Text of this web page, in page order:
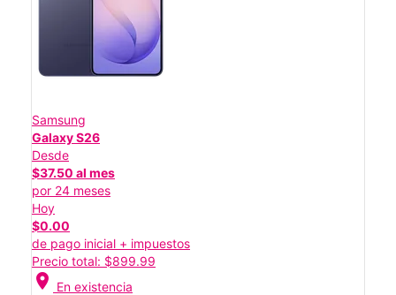
Samsung
Galaxy S26
Desde
$37.50 al mes
por 24 meses
Hoy
$0.00
de pago inicial + impuestos
Precio total: $899.99
location_on En existencia